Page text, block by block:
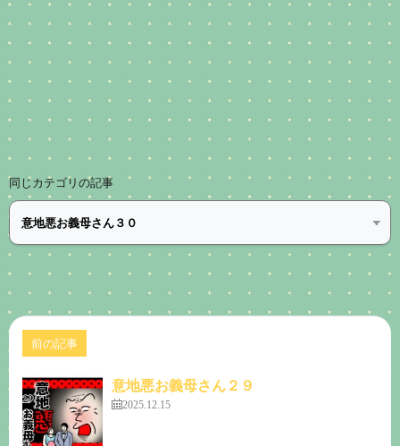
同じカテゴリの記事
前の記事
意地悪お義母さん２９
2025.12.15